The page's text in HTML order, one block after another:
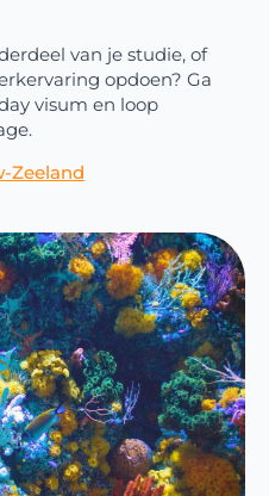
van je studie, of
opdoen? Ga
visum en loop
Zeeland